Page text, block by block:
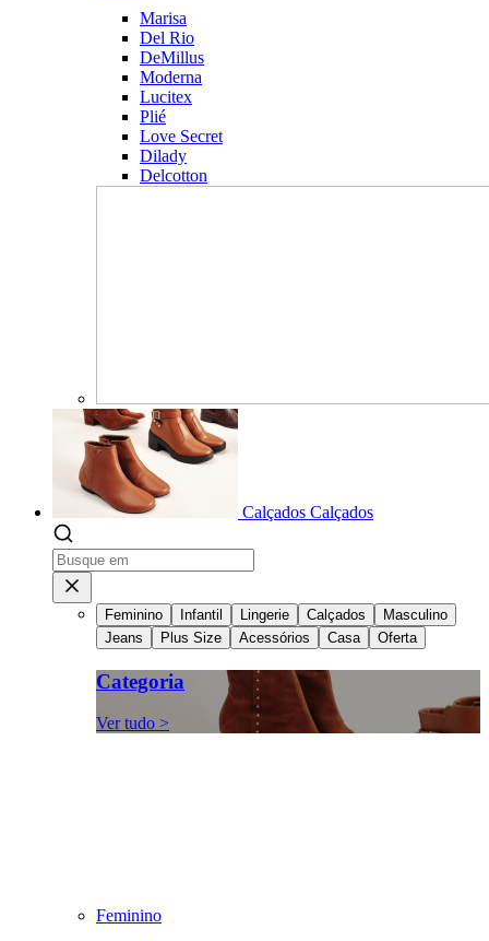
Marisa
Del Rio
DeMillus
Moderna
Lucitex
Plié
Love Secret
Dilady
Delcotton
Calçados Calçados
Feminino Infantil Lingerie Calçados
Masculino
Jeans
Plus Size Acessórios Casa Oferta
Categoria
Ver tudo >
Feminino